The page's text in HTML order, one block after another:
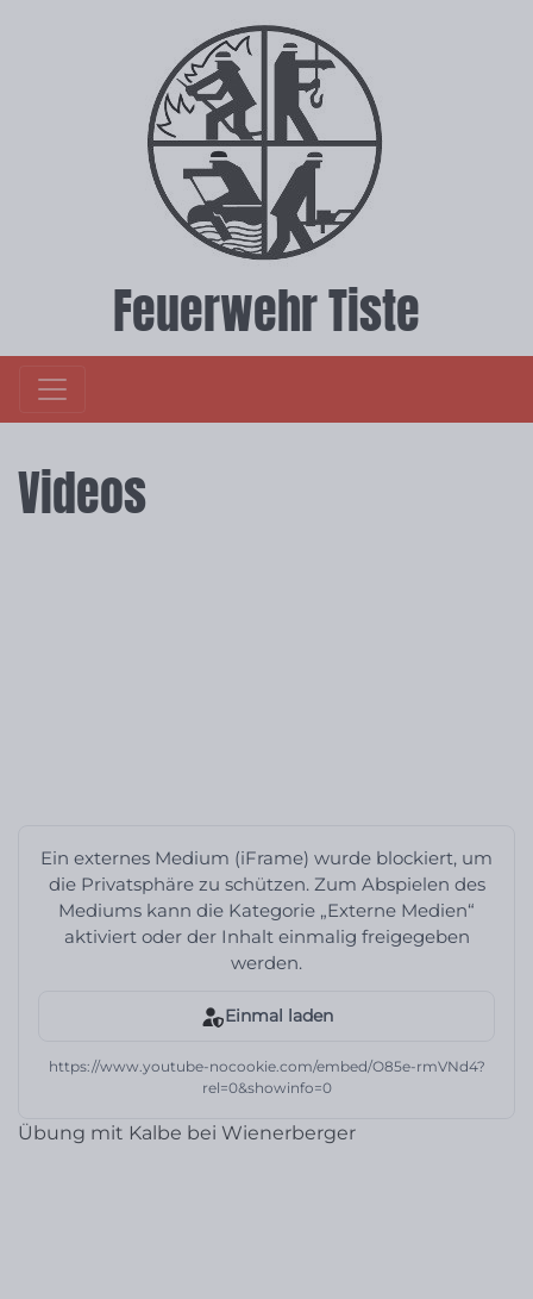
Feuerwehr Tiste
Videos
Ein externes Medium (iFrame) wurde blockiert, um
die Privatsphäre zu schützen. Zum Abspielen des
Mediums kann die Kategorie „Externe Medien“
aktiviert oder der Inhalt einmalig freigegeben
werden.
Einmal laden
https://www.youtube-nocookie.com/embed/O85e-rmVNd4?
rel=0&showinfo=0
Übung mit Kalbe bei Wienerberger